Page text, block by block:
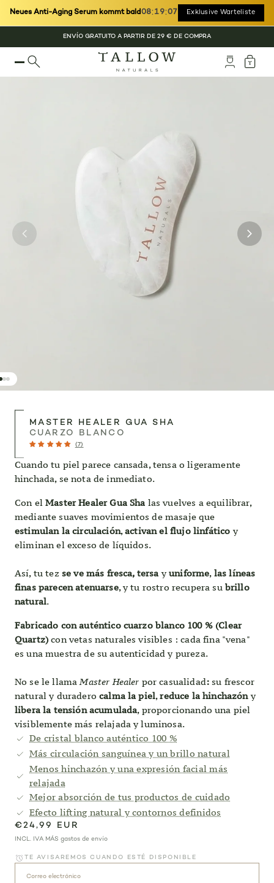
Neues Anti-Aging Serum kommt bald08: 19:05 Exklusive Warteliste
ENVÍO GRATUITO A PARTIR DE 29 € DE COMPRA
MASTER HEALER GUA SHA
CUARZO BLANCO
(7)
Cuando tu piel parece cansada, tensa o ligeramente
hinchada, se nota de inmediato.
Con elMaster Healer Gua Sha las vuelves a equilibrar,
mediante suaves movimientos de masaje que
estimulan la circulación,activan el flujo linfático y
eliminan el exceso de líquidos.
Así, tu tez se ve más fresca, tersa yuniforme, las líneas
finas parecen atenuarse, y tu rostro recupera su brillo
natural.
Fabricado con auténtico cuarzo blanco 100 % (Clear
Quartz) con vetas naturales visibles : cada fina "vena"
es una muestra de su autenticidad y pureza.
No se le llamaMaster Healer por casualidad: su frescor
natural y duraderocalma la piel,reduce la hinchazóny
libera la tensión acumulada, proporcionando una piel
visiblemente más relajada y luminosa.
De cristal blanco auténtico 100 %
Más circulación sanguínea y un brillo natural
Menos hinchazón y una expresión facial más
relajada
Mejor absorción de tus productos de cuidado
Efecto lifting natural y contornos definidos
€24,99 EUR
INCL. IVA MÁS gastos de envío
TE AVISAREMOS CUANDO ESTÉ DISPONIBLE